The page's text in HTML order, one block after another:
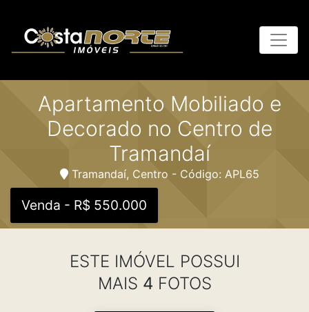
Apartamento Mobiliado e
Decorado no Centro de
Tramandaí
Tramandaí, Centro - Código: APL65
Venda - R$ 550.000
ESTE IMÓVEL POSSUI
MAIS 4 FOTOS